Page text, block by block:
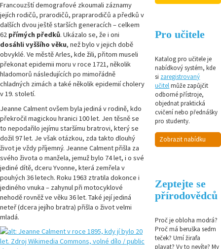
Francouzští demografové zkoumali záznamy
jejích rodičů, prarodičů, praprarodičů a předků v
dalších dvou ještě starších generacích – celkem
62 přímých předků. Ukázalo se, že i oni
dosáhli vyššího věku, než bylo v jejich době
obvyklé. Ve městě Arles, kde žili, přitom museli
překonat epidemii moru v roce 1721, několik
hladomorů následujících po mimořádně
chladných zimách a také několik epidemií cholery
v 19. století.
Jeanne Calment ovšem byla jediná v rodině, kdo
překročil magickou hranici 100 let. Jen těsně se
to nepodařilo jejímu staršímu bratrovi, který se
dožil 97 let. Je však otázkou, zda takto dlouhý
život je vždy příjemný. Jeanne Calment přišla za
svého života o manžela, jemuž bylo 74 let, i o své
jediné dítě, dceru Yvonne, která zemřela v
pouhých 36 letech. Roku 1963 ztratila dokonce i
jediného vnuka – zahynul při motocyklové
nehodě rovněž ve věku 36 let. Také její jediná
neteř (dcera jejího bratra) přišla o život velmi
mladá.
Pro učitele
Katalog pro učitele je
nabídkový systém, kde
si zaregistrovaný
učitelmůže zapůjčit
odborné přístroje,
objednat praktická
cvičení nebo přednášky
pro studenty.
Zobrazit nabídku
Zeptejte se
přírodovědců
Proč je obloha modrá?
Proč má beruška sedm
teček? Umí žirafa
plavat? Vy to nevíte? My